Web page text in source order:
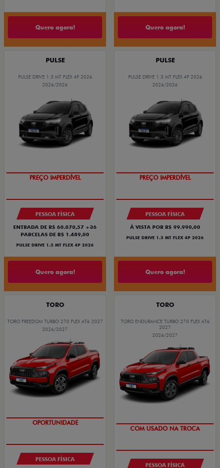
Quero agora! Quero agora!
PULSE
PULSE DRIVE 1.3 MT FLEX 4P 2026
2026/2026
OPORTUNIDADE
PESSOA FÍSICA
ENTRADA DE R$ 60.070,57 +36
PARCELAS DE R$ 1.489,00
PULSE DRIVE 1.3 MT FLEX 4P 2026
Quero agora!
PULSE
PULSE DRIVE 1.3 MT FLEX 4P 2026
2026/2026
OPORTUNIDADE
PESSOA FÍSICA
À VISTA POR R$ 99.990,00
PULSE DRIVE 1.3 MT FLEX 4P 2026
Quero agora!
TORO
TORO FREEDOM TURBO 270 FLEX AT6 2027
2026/2027
SUPERVALORIZAÇÃO DO USADO
PESSOA FÍSICA
TORO
TORO ENDURANCE TURBO 270 FLEX AT6
2027
2026/2027
OPORTUNIDADE
PESSOA FÍSICA